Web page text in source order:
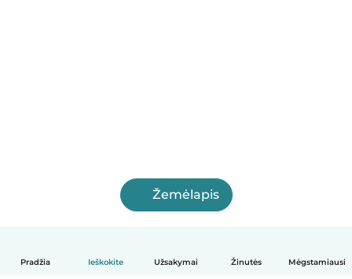
Pradžia Ieškokite Užsakymai Žinutės Mėgstamiausi
Žemėlapis